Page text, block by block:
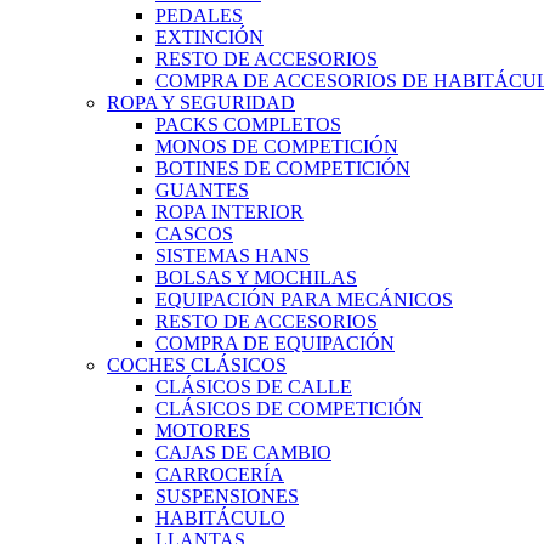
PEDALES
EXTINCIÓN
RESTO DE ACCESORIOS
COMPRA DE ACCESORIOS DE
ROPA Y SEGURIDAD
PACKS COMPLETOS
MONOS DE COMPETICIÓN
BOTINES DE COMPETICIÓN
GUANTES
ROPA INTERIOR
CASCOS
SISTEMAS HANS
BOLSAS Y MOCHILAS
EQUIPACIÓN PARA MECÁNICOS
RESTO DE ACCESORIOS
COMPRA DE EQUIPACIÓN
COCHES CLÁSICOS
CLÁSICOS DE CALLE
CLÁSICOS DE COMPETICIÓN
MOTORES
CAJAS DE CAMBIO
CARROCERÍA
SUSPENSIONES
HABITÁCULO
LLANTAS